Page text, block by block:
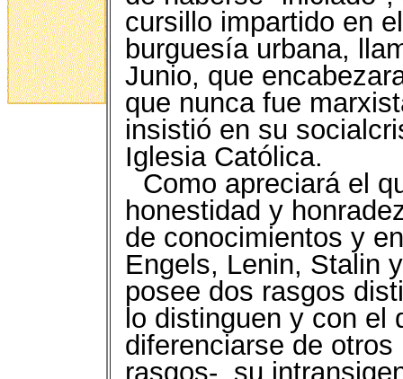
cursillo impartido en
burguesía urbana,
Junio, que
que nunca fue
insistió en su
Iglesia Católica.
Como apreciará el
honestidad y
de conocimientos y
Engels, Lenin, Stalin
posee dos rasgos
lo distinguen y con el
diferenciarse de
rasgos-, su